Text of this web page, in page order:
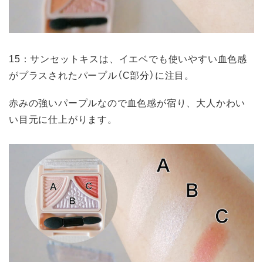
15：サンセットキスは、イエベでも使いやすい血色感
がプラスされたパープル（C部分）に注目。
赤みの強いパープルなので血色感が宿り、大人かわい
い目元に仕上がります。